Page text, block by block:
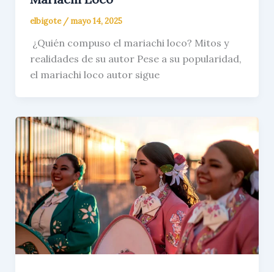
elbigote / mayo 14, 2025
¿Quién compuso el mariachi loco? Mitos y
realidades de su autor Pese a su popularidad,
el mariachi loco autor sigue